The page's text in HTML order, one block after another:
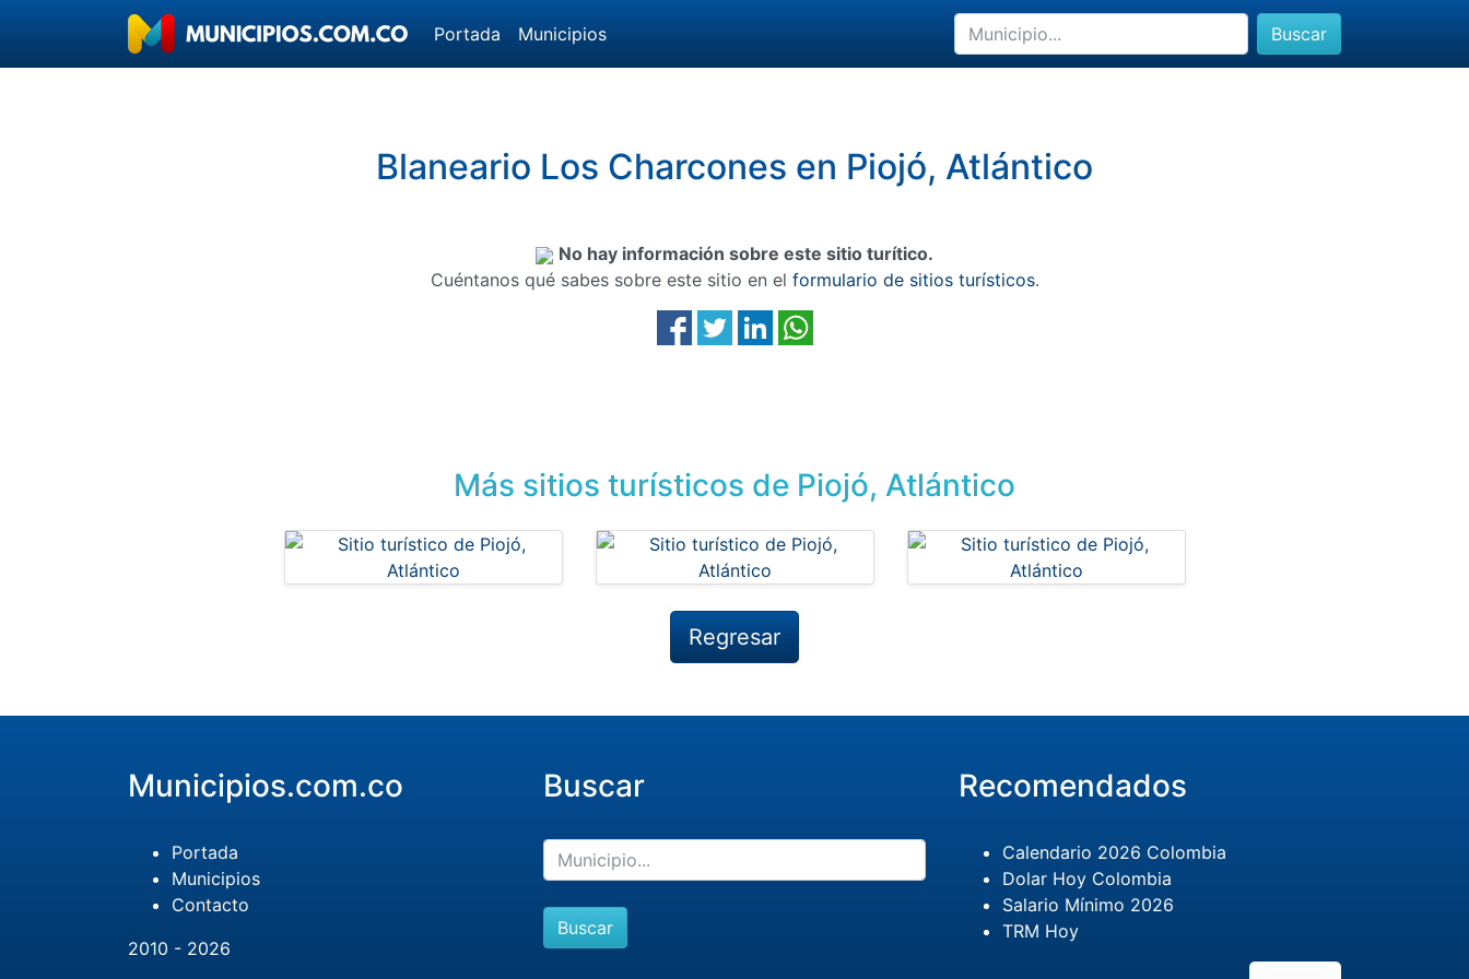
Portada Municipios Buscar
Blaneario Los Charcones en Piojó, Atlántico
No hay información sobre este sitio turítico.
Cuéntanos qué sabes sobre este sitio en el formulario de sitios turísticos.
Más sitios turísticos de Piojó, Atlántico
Regresar
Municipios.com.co
Portada
Municipios
Contacto
2010 - 2026
Buscar
Buscar
Recomendados
Calendario 2026 Colombia
Dolar Hoy Colombia
Salario Mínimo 2026
TRM Hoy